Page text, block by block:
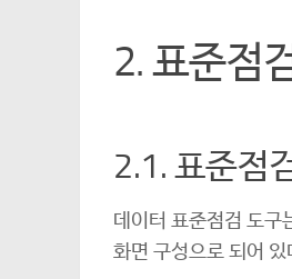
2. 표준점
2.1. 표준점
데이터 표준점검 도구
화면 구성으로 되어 있